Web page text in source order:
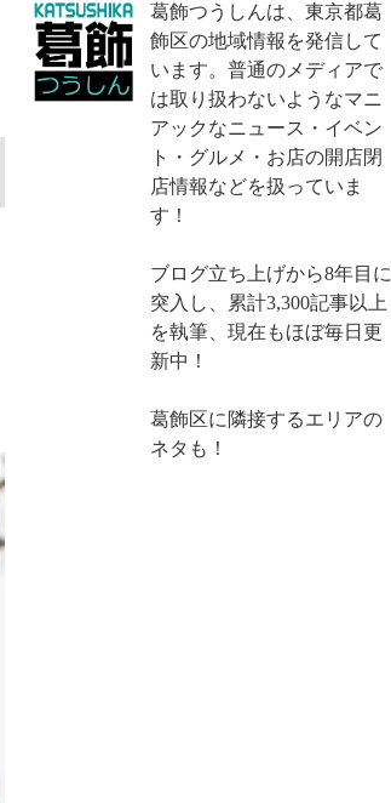
葛飾つうしんは、東京都葛
飾区の地域情報を発信して
います。普通のメディアで
は取り扱わないようなマニ
アックなニュース・イベン
ト・グルメ・お店の開店閉
店情報などを扱っていま
す！
ブログ立ち上げから8年目に
突入し、累計3,300記事以上
を執筆、現在もほぼ毎日更
新中！
葛飾区に隣接するエリアの
ネタも！